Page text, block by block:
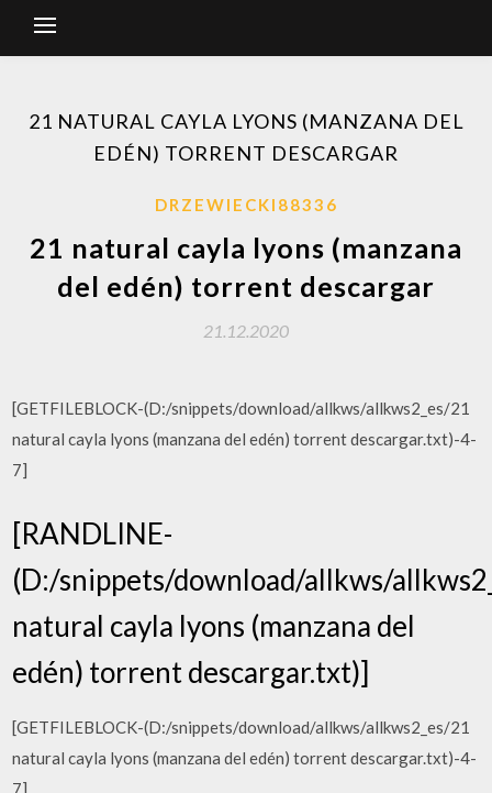
21 NATURAL CAYLA LYONS (MANZANA DEL
EDÉN) TORRENT DESCARGAR
DRZEWIECKI88336
21 natural cayla lyons (manzana
del edén) torrent descargar
21.12.2020
[GETFILEBLOCK-(D:/snippets/download/allkws/allkws2_es/21
natural cayla lyons (manzana del edén) torrent descargar.txt)-4-
7]
[RANDLINE-
(D:/snippets/download/allkws/
natural cayla lyons (manzana del
edén) torrent descargar.txt)]
[GETFILEBLOCK-(D:/snippets/download/allkws/allkws2_es/21
natural cayla lyons (manzana del edén) torrent descargar.txt)-4-
7]